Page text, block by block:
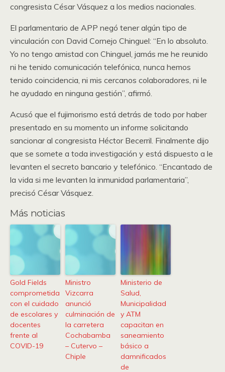
congresista César Vásquez a los medios nacionales.
El parlamentario de APP negó tener algún tipo de
vinculación con David Cornejo Chinguel: “En lo absoluto.
Yo no tengo amistad con Chinguel, jamás me he reunido
ni he tenido comunicación telefónica, nunca hemos
tenido coincidencia, ni mis cercanos colaboradores, ni le
he ayudado en ninguna gestión”, afirmó.
Acusó que el fujimorismo está detrás de todo por haber
presentado en su momento un informe solicitando
sancionar al congresista Héctor Becerril. Finalmente dijo
que se somete a toda investigación y está dispuesto a le
levanten el secreto bancario y telefónico. “Encantado de
la vida si me levanten la inmunidad parlamentaria”,
precisó César Vásquez.
Más noticias
Gold Fields
comprometida
con el cuidado
de escolares y
docentes
frente al
COVID-19
Ministro
Vizcarra
anunció
culminación de
la carretera
Cochabamba
– Cutervo –
Chiple
Ministerio de
Salud,
Municipalidad
y ATM
capacitan en
saneamiento
básico a
damnificados
de